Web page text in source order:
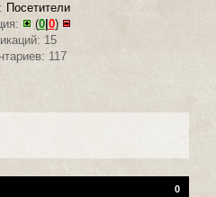
: Посетители
(0| 0)
15
117
0